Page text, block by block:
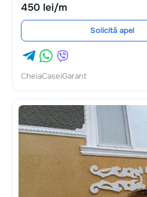
450 lei/m
Solicită apel
CheiaCaseiGarant